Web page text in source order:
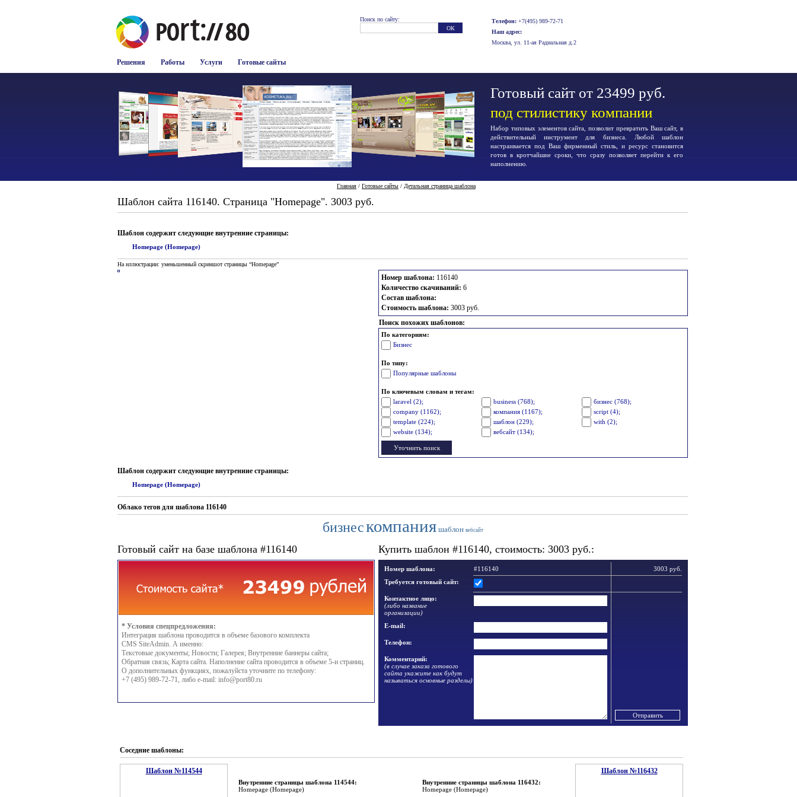
Решения Работы Услуги Готовые сайты
Поиск по сайту: Телефон: +7(495) 989-72-71
Наш адрес:
Москва, ул. 11-ая Радиальная д.2
Готовый сайт от 23499 руб.
под стилистику компании
Набор типовых элементов сайта, позволит превратить Ваш сайт, в
действительный инструмент для бизнеса. Любой шаблон
настраивается под Ваш фирменный стиль, и ресурс становится
готов в кротчайшие сроки, что сразу позволяет перейти к его
наполнению.
Главная / Готовые сайты / Детальная страница шаблона
Шаблон сайта 116140. Страница "Homepage". 3003 руб.
Шаблон содержит следующие внутренние страницы:
Homepage (Homepage)
На иллюстрации: уменьшенный скриншот страницы “Homepage”
Номер шаблона: 116140
Количество скачиваний: 6
Состав шаблона:
Стоимость шаблона: 3003 руб.
Поиск похожих шаблонов:
По категориям:
Бизнес
По типу:
Популярные шаблоны
По ключевым словам и тегам:
laravel (2);
business (768);
бизнес (768);
company (1162);
компания (1167);
script (4);
template (224);
шаблон (229);
with (2);
website (134);
вебсайт (134);
Шаблон содержит следующие внутренние страницы:
Homepage (Homepage)
Облако тегов для шаблона 116140
бизнескомпания шаблон вебсайт
Готовый сайт на базе шаблона #116140
* Условия спецпредложения:
Интеграция шаблона проводится в объеме базового комплекта
CMS SiteAdmin. А именно:
Текстовые документы; Новости; Галерея; Внутренние баннеры сайта;
Обратная связь; Карта сайта. Наполнение сайта проводится в объеме 5-и страниц.
О дополнительных функциях, пожалуйста уточните по телефону:
+7 (495) 989-72-71, либо e-mail: info@port80.ru
Купить шаблон #116140, стоимость: 3003 руб.:
Номер шаблона: #116140
3003 руб.
Требуется готовый сайт:
Контактное лицо:
(либо название
организации)
E-mail:
Телефон:
Комментарий:
(в случае заказа готового
сайта укажите как будут
называться основные разделы)
Соседние шаблоны:
Шаблон №114544
Внутренние страницы шаблона 114544:
Homepage (Homepage)
Шаблон №116432
Внутренние страницы шаблона 116432:
Homepage (Homepage)